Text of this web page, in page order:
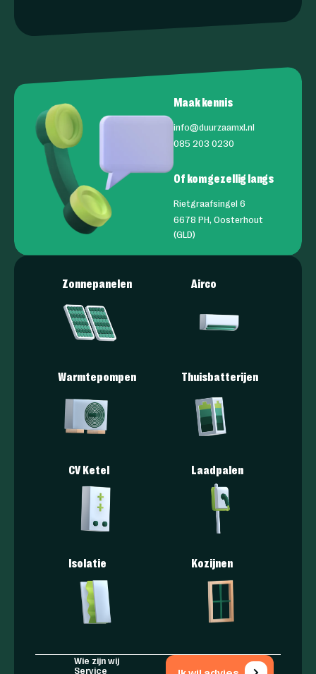
Maak kennis
info@duurzaamxl.nl
085 203 0230
Of kom gezellig langs
Rietgraafsingel 6
6678 PH, Oosterhout
(GLD)
Zonnepanelen Airco
Warmtepompen Thuisbatterijen
CV Ketel Laadpalen
Isolatie Kozijnen
Wie zijn wij
Service